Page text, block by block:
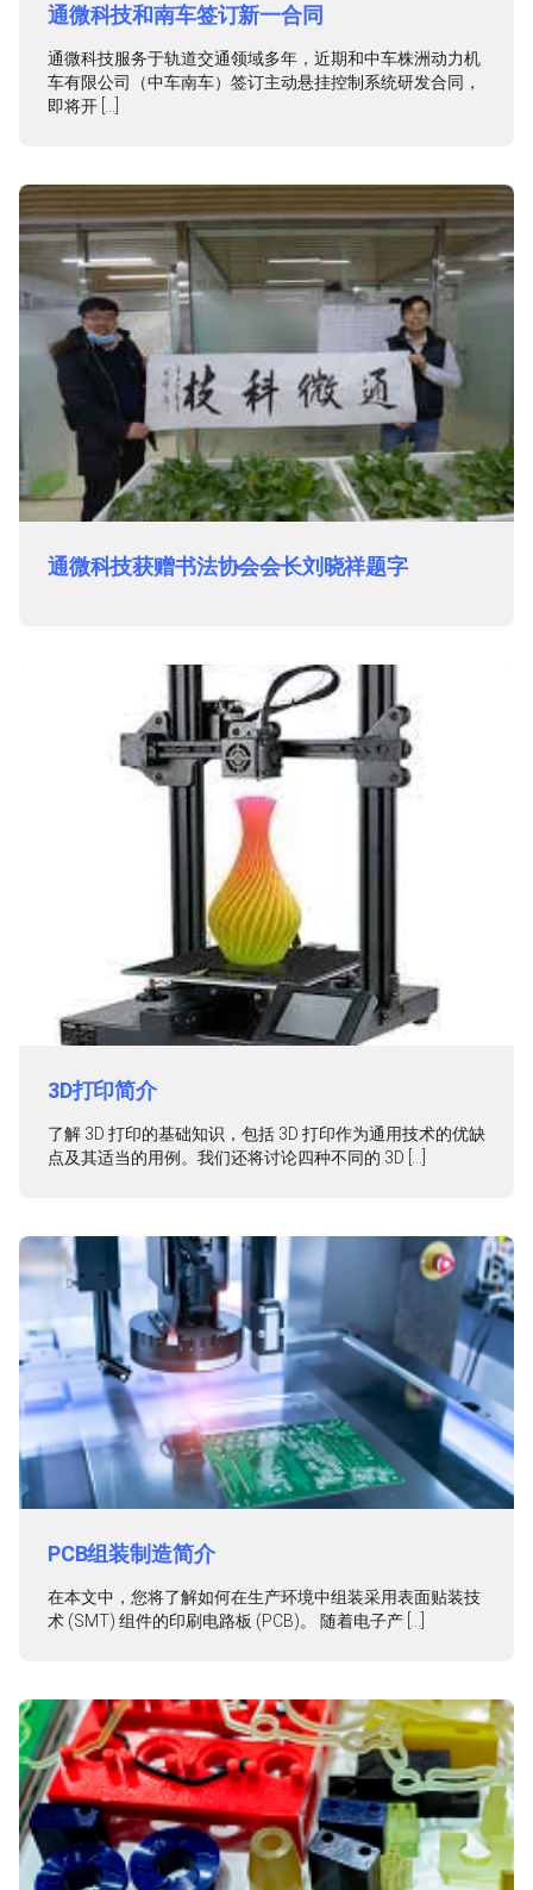
通微科技和南车签订新一合同
通微科技服务于轨道交通领域多年，近期和中车株洲动力机
车有限公司（中车南车）签订主动悬挂控制系统研发合同，
即将开 […]
通微科技获赠书法协会会长刘晓祥题字
3D打印简介
了解 3D 打印的基础知识，包括 3D 打印作为通用技术的优缺
点及其适当的用例。我们还将讨论四种不同的 3D […]
PCB组装制造简介
在本文中，您将了解如何在生产环境中组装采用表面贴装技
术 (SMT) 组件的印刷电路板 (PCB)。 随着电子产 […]